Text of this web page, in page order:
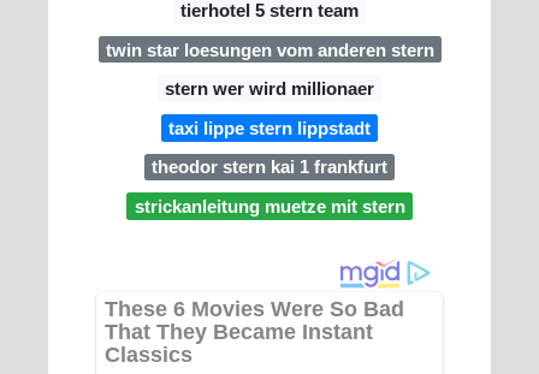
tierhotel 5 stern team
twin star loesungen vom anderen stern
stern wer wird millionaer
taxi lippe stern lippstadt
theodor stern kai 1 frankfurt
strickanleitung muetze mit stern